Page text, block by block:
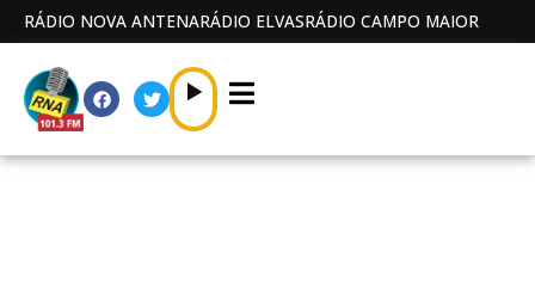
RÁDIO NOVA ANTENARÁDIO ELVASRÁDIO CAMPO MAIOR